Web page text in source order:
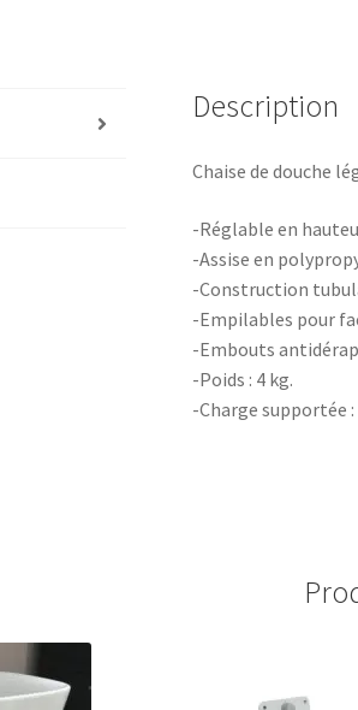
Description
Chaise de douche
-Réglable en
-Assise en
-Construction
-Empilables pour
-Embouts
-Poids : 4 kg.
-Charge supportée :